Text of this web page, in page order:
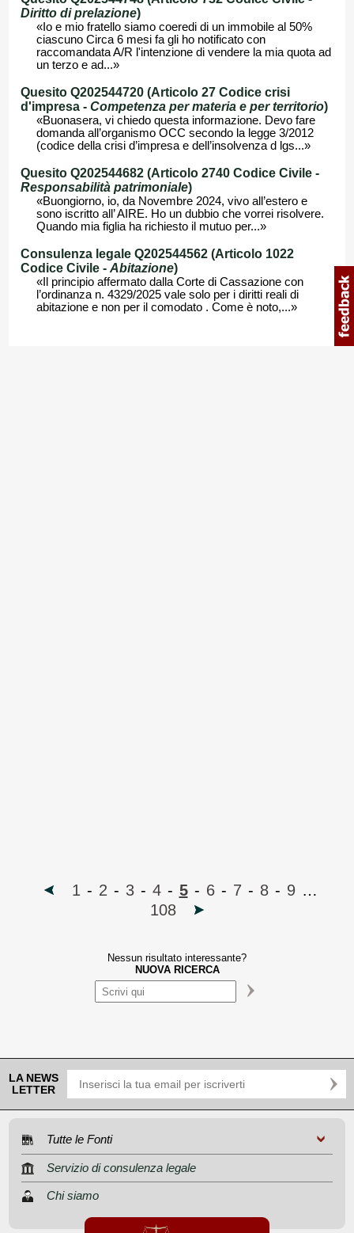
Diritto di prelazione)
«Io e mio fratello siamo coeredi di un immobile al 50%
ciascuno Circa 6 mesi fa gli ho notificato con
raccomandata A/R l'intenzione di vendere la mia quota ad
un terzo e ad...»
Quesito Q202544720 (Articolo 27 Codice crisi
d'impresa - Competenza per materia e per territorio)
«Buonasera, vi chiedo questa informazione. Devo fare
domanda all’organismo OCC secondo la legge 3/2012
(codice della crisi d’impresa e dell’insolvenza d lgs...»
Quesito Q202544682 (Articolo 2740 Codice Civile -
Responsabilità patrimoniale)
«Buongiorno, io, da Novembre 2024, vivo all’estero e
sono iscritto all’ AIRE. Ho un dubbio che vorrei risolvere.
Quando mia figlia ha richiesto il mutuo per...»
Consulenza legale Q202544562 (Articolo 1022
Codice Civile - Abitazione)
«Il principio affermato dalla Corte di Cassazione con
l’ordinanza n. 4329/2025 vale solo per i diritti reali di
abitazione e non per il comodato . Come è noto,...»
1 - 2 - 3 - 4 - 5 - 6 - 7 - 8 - 9 …
108
Nessun risultato interessante?
NUOVA RICERCA
LA NEWS
LETTER
Tutte le Fonti
Servizio di consulenza legale
Chi siamo